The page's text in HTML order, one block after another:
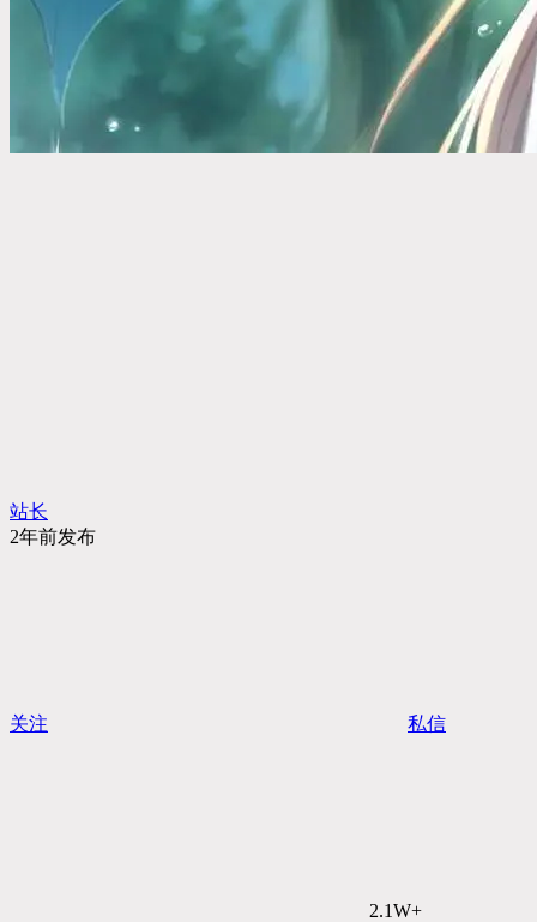
站长
2年前发布
关注 私信
2.1W+